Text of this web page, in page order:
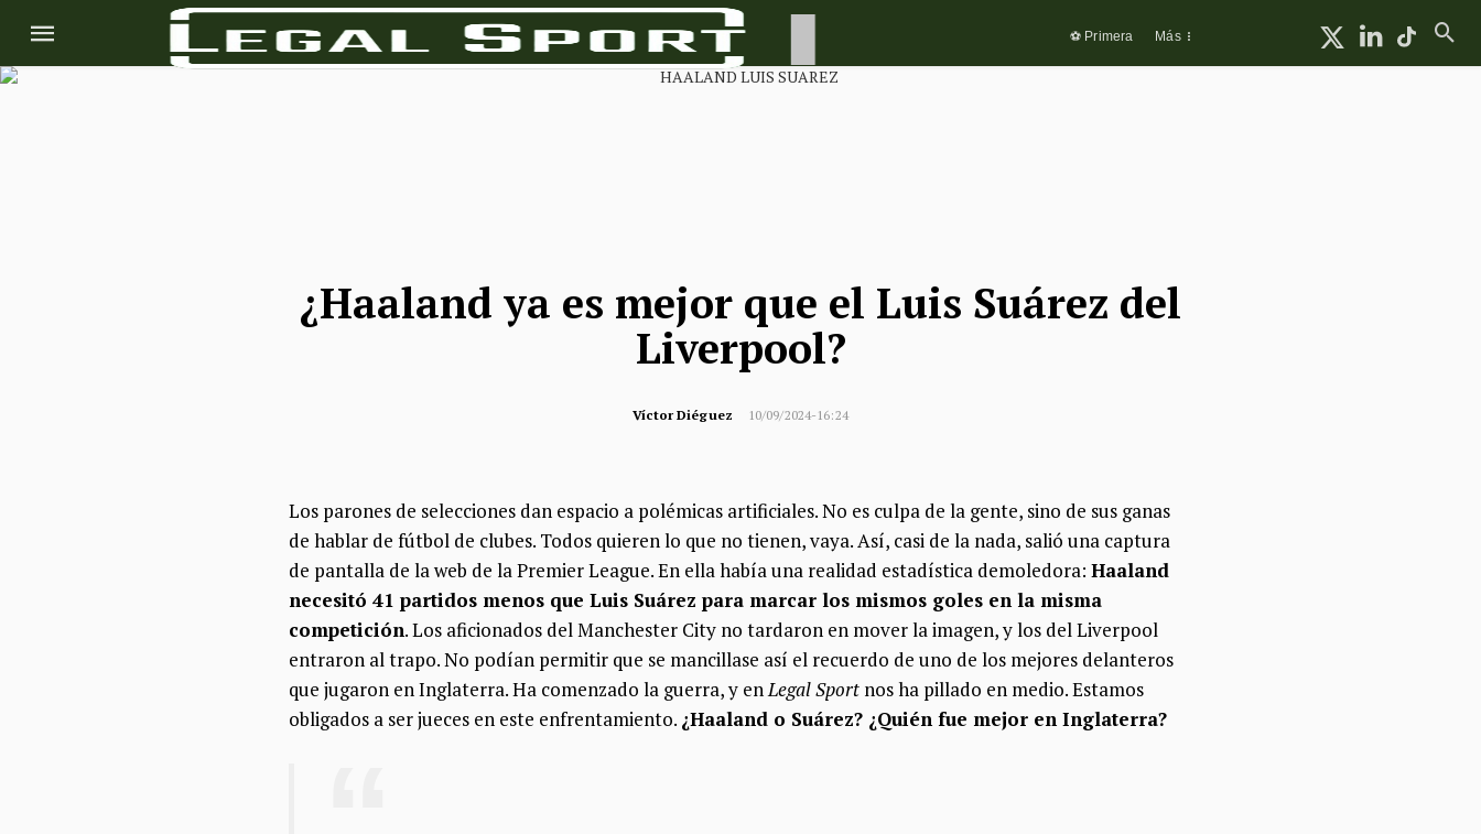
⚽ Primera Más
¿Haaland ya es mejor que el Luis Suárez del
Liverpool?
Víctor Diéguez 10/09/2024-16:24
Los parones de selecciones dan espacio a polémicas artificiales. No es culpa de la gente, sino de sus ganas
de hablar de fútbol de clubes. Todos quieren lo que no tienen, vaya. Así, casi de la nada, salió una captura
de pantalla de la web de la Premier League. En ella había una realidad estadística demoledora: Haaland
necesitó 41 partidos menos que Luis Suárez para marcar los mismos goles en la misma
competición. Los aficionados del Manchester City no tardaron en mover la imagen, y los del Liverpool
entraron al trapo. No podían permitir que se mancillase así el recuerdo de uno de los mejores delanteros
que jugaron en Inglaterra. Ha comenzado la guerra, y enLegal Sport nos ha pillado en medio. Estamos
obligados a ser jueces en este enfrentamiento. ¿Haaland o Suárez? ¿Quién fue mejor en Inglaterra?